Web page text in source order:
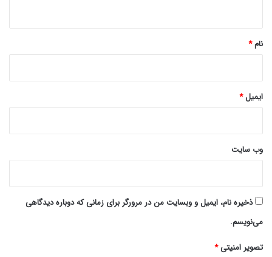
نام*
ایمیل*
وب‌ سایت
ذخیره نام، ایمیل و وبسایت من در مرورگر برای زمانی که دوباره دیدگاهی
می‌نویسم.
تصویر امنیتی*